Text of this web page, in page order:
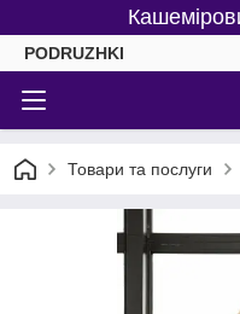
PODRUZHKI
Товари та послуги